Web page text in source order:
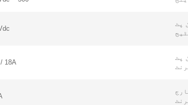
پٹ
پٹ
18A
آپ کے سوالات کے جوابات دینے اور آپ کی ضروریات کے مطابق